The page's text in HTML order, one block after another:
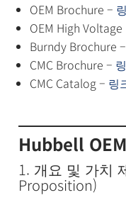
OEM Brochure –
OEM High
Burndy Brochure –
CMC Brochure –
CMC Catalog – 링
Hubbell
1. 개요 및 가치
Proposition)